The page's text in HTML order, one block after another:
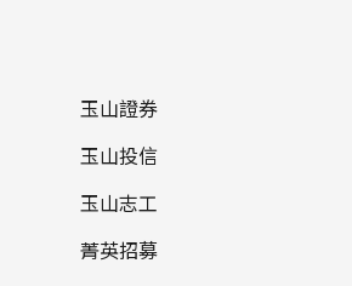
玉山證券
玉山投信
玉山志工
菁英招募